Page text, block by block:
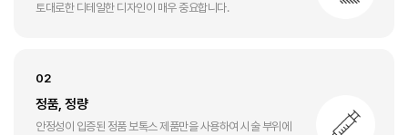
토대로한디테일한 디자인이 매우 중요합니다.
02
정품, 정량
안정성이 입증된 정품 보톡스 제품만을 사용하여 시술 부위에